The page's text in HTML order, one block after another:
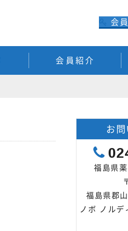
会
会員紹介
お
福島県
福島県郡
ノボ ノルデ